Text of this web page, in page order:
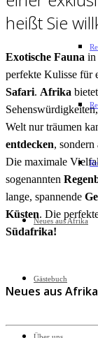
Neues aus Afrika
Gästebuch
heißt Sie
Exotische Fauna in
perfekte Kulisse für
Safari. Afrika
Welt nur träumen
entdecken,
Die maximale
sogenannten
lange, spannende
Küsten. Die
Südafrika!
Neues aus Afrika